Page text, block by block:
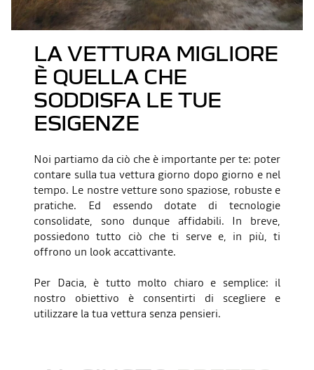
LA VETTURA MIGLIORE
È QUELLA CHE
SODDISFA LE TUE
ESIGENZE
Noi partiamo da ciò che è importante per te: poter
contare sulla tua vettura giorno dopo giorno e nel
tempo. Le nostre vetture sono spaziose, robuste e
pratiche. Ed essendo dotate di tecnologie
consolidate, sono dunque affidabili. In breve,
possiedono tutto ciò che ti serve e, in più, ti
offrono un look accattivante.
Per Dacia, è tutto molto chiaro e semplice: il
nostro obiettivo è consentirti di scegliere e
utilizzare la tua vettura senza pensieri.